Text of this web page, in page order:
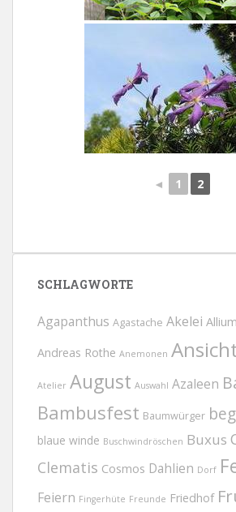
◄ 1 2
SCHLAGWORTE
Agapanthus Agastache Akelei Allium
Andreas Rothe Anemonen
Atelier August Auswahl Azaleen
Bambusfest Baumwürger
blaue winde Buschwindröschen Buxus
Clematis Cosmos Dahlien Dorf
Feiern Fingerhüte Freunde Friedhof